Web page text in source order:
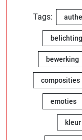
Tags:
bewerking
composities
emoties